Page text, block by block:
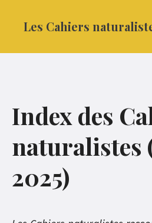
Les Cahiers
Index des
naturalistes
2025)